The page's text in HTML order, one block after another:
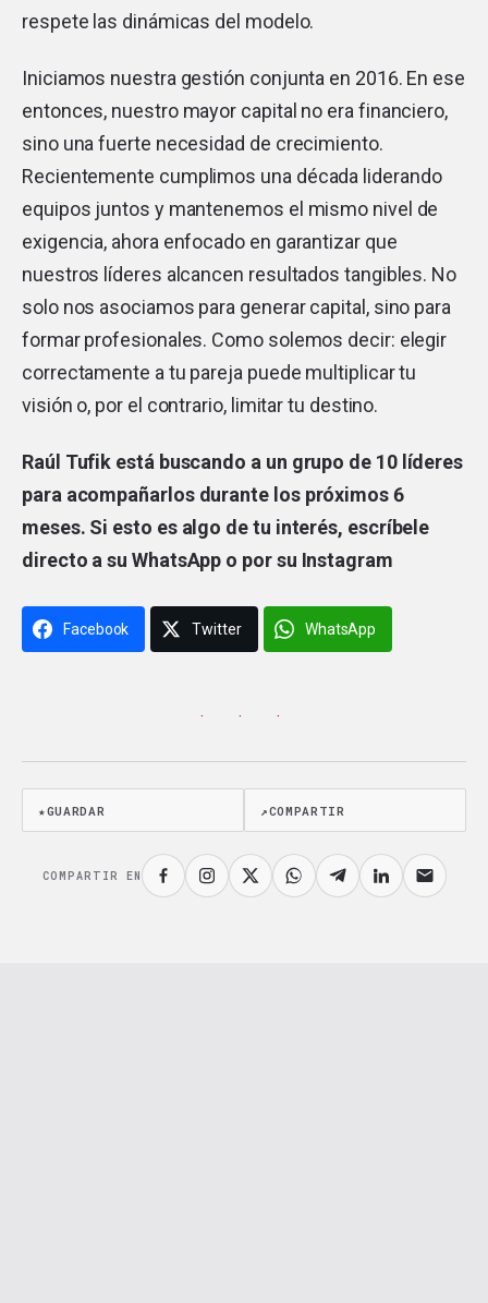
respete las dinámicas del modelo.
Iniciamos nuestra gestión conjunta en 2016. En ese
entonces, nuestro mayor capital no era financiero,
sino una fuerte necesidad de crecimiento.
Recientemente cumplimos una década liderando
equipos juntos y mantenemos el mismo nivel de
exigencia, ahora enfocado en garantizar que
nuestros líderes alcancen resultados tangibles. No
solo nos asociamos para generar capital, sino para
formar profesionales. Como solemos decir: elegir
correctamente a tu pareja puede multiplicar tu
visión o, por el contrario, limitar tu destino.
Raúl Tufik está buscando a un grupo de 10 líderes
para acompañarlos durante los próximos 6
meses. Si esto es algo de tu interés, escríbele
directo a su WhatsApp o por su Instagram
Facebook Twitter WhatsApp
· · ·
★GUARDAR ↗COMPARTIR
COMPARTIR EN